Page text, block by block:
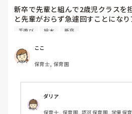
参考にならないかもですが１つの手
ください
新卒で先輩と組んで2歳児クラスを
と先輩がおらず急遽回すことになり
子どもの注目を向ける声掛けは何
話を聞いていない…。
その度に頭が真っ白になりながら自
死に探してどうにか繋げる日々がか
手遊び絵本はもちろん、声を変え
んでみたり、
お帰りの後集まっていつもは30分
手遊び 絵本 新卒
ここ
保育士, 保育園
ダリア
保育士, 保育園, 認可保育園, 学童保育